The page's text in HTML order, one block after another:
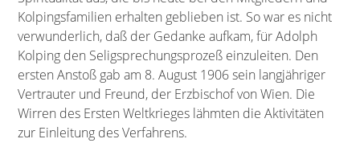
Kolpingsfamilien erhalten geblieben ist. So war es nicht
verwunderlich, daß der Gedanke aufkam, für Adolph
Kolping den Seligsprechungsprozeß einzuleiten. Den
ersten Anstoß gab am 8. August 1906 sein langjähriger
Vertrauter und Freund, der Erzbischof von Wien. Die
Wirren des Ersten Weltkrieges lähmten die Aktivitäten
zur Einleitung des Verfahrens.